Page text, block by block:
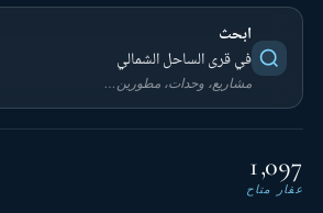
ابحث
في قرى الساحل الشمالي
مشاريع، وحدات، مطورين…
1,097
عقار متاح